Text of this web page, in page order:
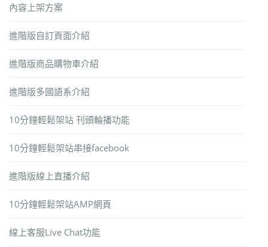
內容上架方案
進階版自訂頁面介紹
進階版商品購物車介紹
進階版多國語系介紹
10分鐘輕鬆架站 刊頭輪播功能
10分鐘輕鬆架站串接facebook
進階版線上直播介紹
10分鐘輕鬆架站AMP網頁
線上客服Live Chat功能